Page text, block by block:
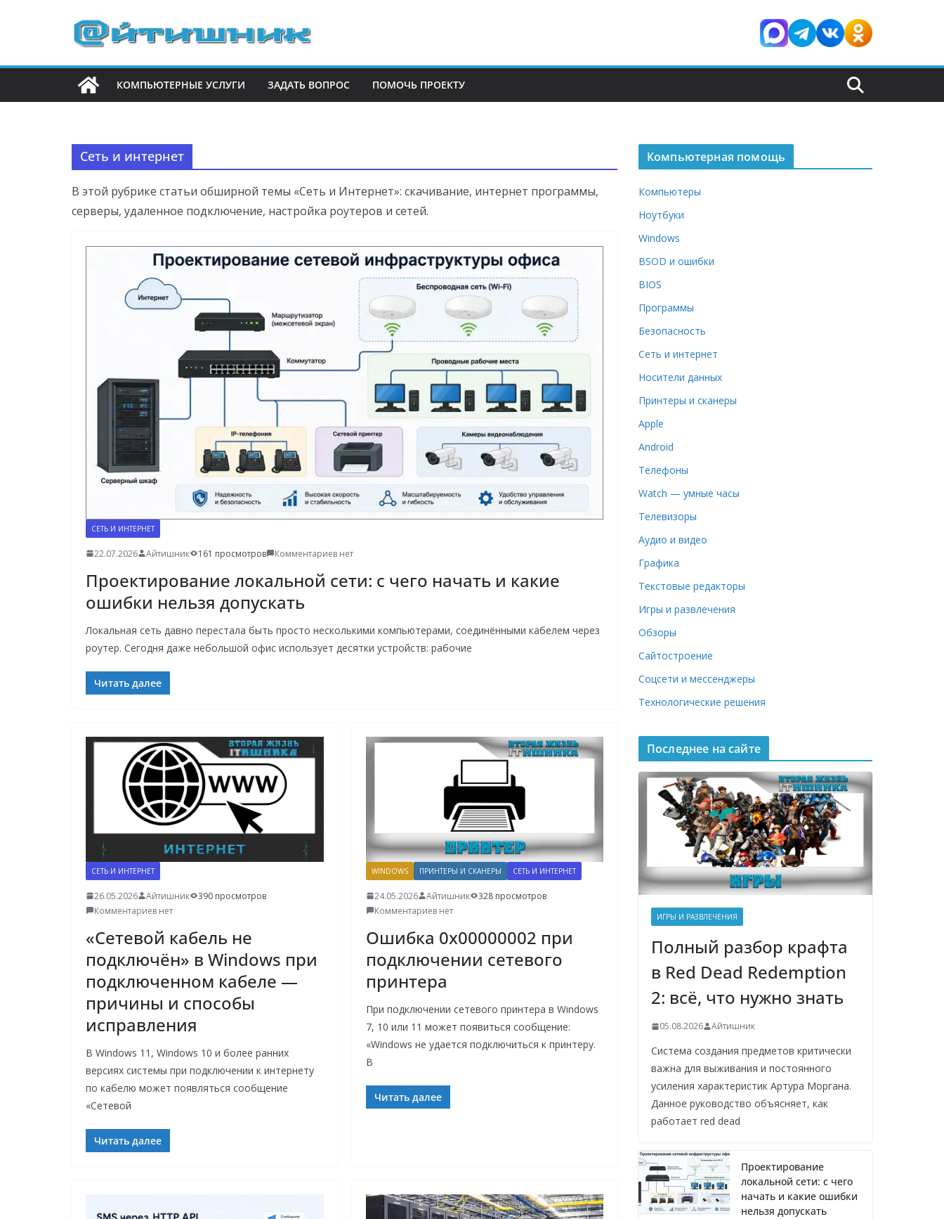
е
КОМПЬЮТЕРНЫЕ УСЛУГИ ЗАДАТЬ ВОПРОС ПОМОЧЬ ПРОЕКТУ
Сеть и интернет
В этой рубрике статьи обширной темы «Сеть и Интернет»: скачивание, интернет программы,
серверы, удаленное подключение, настройка роутеров и сетей.
СЕТЬ И ИНТЕРНЕТ
22.07.2026 Айтишник 161 просмотров Комментариев нет
Проектирование локальной сети: с чего начать и какие
ошибки нельзя допускать
Локальная сеть давно перестала быть просто несколькими компьютерами, соединёнными кабелем через
роутер. Сегодня даже небольшой офис использует десятки устройств: рабочие
Читать далее
СЕТЬ И ИНТЕРНЕТ
26.05.2026 Айтишник
390 просмотров
Комментариев нет
«Сетевой кабель не
подключён» в Windows при
подключенном кабеле —
причины и способы
исправления
В Windows 11, Windows 10 и более ранних
версиях системы при подключении к интернету
по кабелю может появляться сообщение
«Сетевой
Читать далее
WINDOWS ПРИНТЕРЫ И СКАНЕРЫ СЕТЬ И ИНТЕРНЕТ
24.05.2026 Айтишник
328 просмотров
Комментариев нет
Ошибка 0x00000002 при
подключении сетевого
принтера
При подключении сетевого принтера в Windows
7, 10 или 11 может появиться сообщение:
«Windows не удается подключиться к принтеру.
В
Читать далее
Компьютерная помощь
Компьютеры
Ноутбуки
Windows
BSOD и ошибки
BIOS
Программы
Безопасность
Сеть и интернет
Носители данных
Принтеры и сканеры
Apple
Android
Телефоны
Watch — умные часы
Телевизоры
Аудио и видео
Графика
Текстовые редакторы
Игры и развлечения
Обзоры
Сайтостроение
Соцсети и мессенджеры
Технологические решения
Последнее на сайте
ИГРЫ И РАЗВЛЕЧЕНИЯ
Полный разбор крафта
в Red Dead Redemption
2: всё, что нужно знать
05.08.2026 Айтишник
Система создания предметов критически
важна для выживания и постоянного
усиления характеристик Артура Моргана.
Данное руководство объясняет, как
работает red dead
Проектирование
локальной сети: с чего
начать и какие ошибки
нельзя допускать